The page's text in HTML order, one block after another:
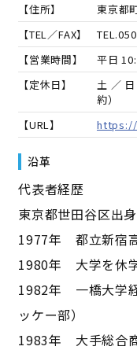
【住所】
東京都
【TEL／FAX】
TEL.
【営業時間】
平日
【定休日】
土 ／
約）
【URL】
沿革
代表者経歴
東京都世田谷区出身
1977年 都立新宿
1980年 大学を休
1982年 一橋大学
ッケー部）
1983年 大手総合